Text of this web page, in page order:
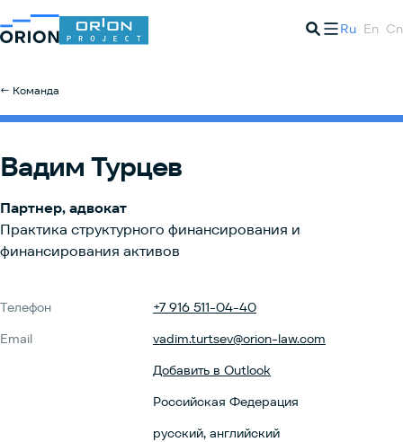
Ru En Cn
← Команда
Вадим Турцев
Партнер, адвокат
Практика структурного финансирования и
финансирования активов
Телефон
+7 916 511-04-40
Email
vadim.turtsev@orion-law.com
Добавить в Outlook
Российская Федерация
русский, английский